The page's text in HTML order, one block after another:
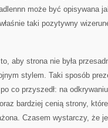
może być opisywana
taki pozytywny
aby strona nie była
stylem. Taki sposób
co przyszedł: na
bardziej cenią strony,
Czasem wystarczy, że